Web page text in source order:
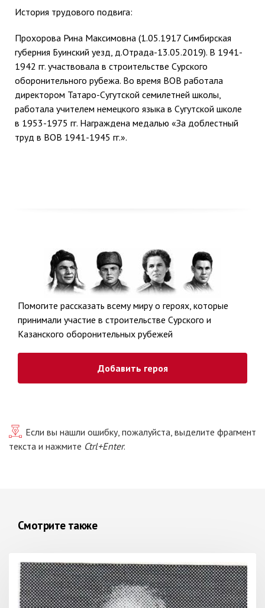
История трудового подвига:
Прохорова Рина Максимовна (1.05.1917 Симбирская
губерния Буинский уезд, д.Отрада-13.05.2019). В 1941-
1942 гг. участвовала в строительстве Сурского
оборонительного рубежа. Во время ВОВ работала
директором Татаро-Сугутской семилетней школы,
работала учителем немецкого языка в Сугутской школе
в 1953-1975 гг. Награждена медалью «За доблестный
труд в ВОВ 1941-1945 гг.».
Помогите рассказать всему миру о героях, которые
принимали участие в строительстве Сурского и
Казанского оборонительных рубежей
Добавить героя
Если вы нашли ошибку, пожалуйста, выделите фрагмент
текста и нажмите Ctrl+Enter.
Смотрите также